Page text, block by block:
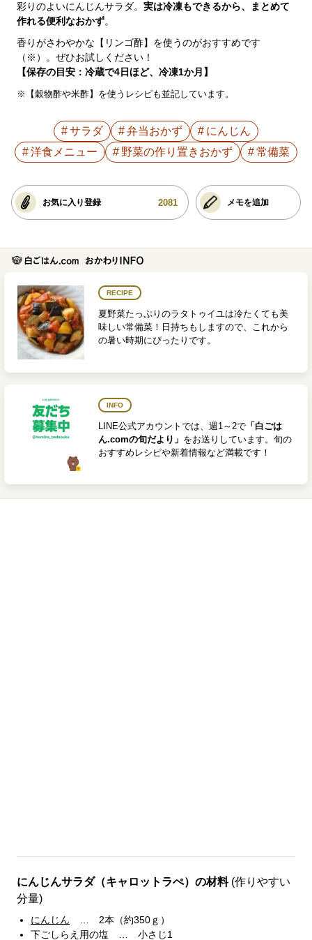
彩りのよいにんじんサラダ。 実は冷凍もできるから、まとめて
作れる便利なおかず。
香りがさわやかな【リンゴ酢】を使うのがおすすめです
（※）。ぜひお試しください！
【保存の目安：冷蔵で4日ほど、冷凍1か月】
※【穀物酢や米酢】を使うレシピも並記しています。
サラダ 弁当おかず
にんじん
洋食メニュー
野菜の作り置きおかず 常備菜
お気に入り登録 2081 メモを追加
RECIPE
夏野菜たっぷりのラタトゥイユは冷たくても美
味しい常備菜！日持ちもしますので、これから
の暑い時期にぴったりです。
INFO
LINE公式アカウントでは、週1～2で 「白ごは
ん.comの旬だより」 をお送りしています。旬の
おすすめレシピや新着情報など満載です！
にんじんサラダ（キャロットラぺ）の材料 (作りやすい
分量)
にんじん … 2本（約350ｇ）
下ごしらえ用の塩 … 小さじ1